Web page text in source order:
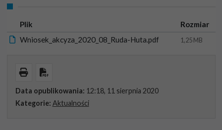
IkonaPlik
Rozmiar
Wniosek_akcyza_2020_08_Ruda-Huta.pdf
1,25 MB
WydrukujPobierz PDF
Data opublikowania: 12:18, 11 sierpnia 2020
Kategorie: Aktualności